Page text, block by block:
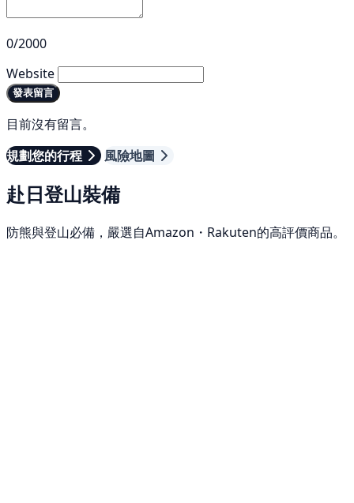
0/2000
Website
發表留言
目前沒有留言。
規劃您的行程
風險地圖
赴日登山裝備
防熊與登山必備，嚴選自Amazon・Rakuten的高評價商品。